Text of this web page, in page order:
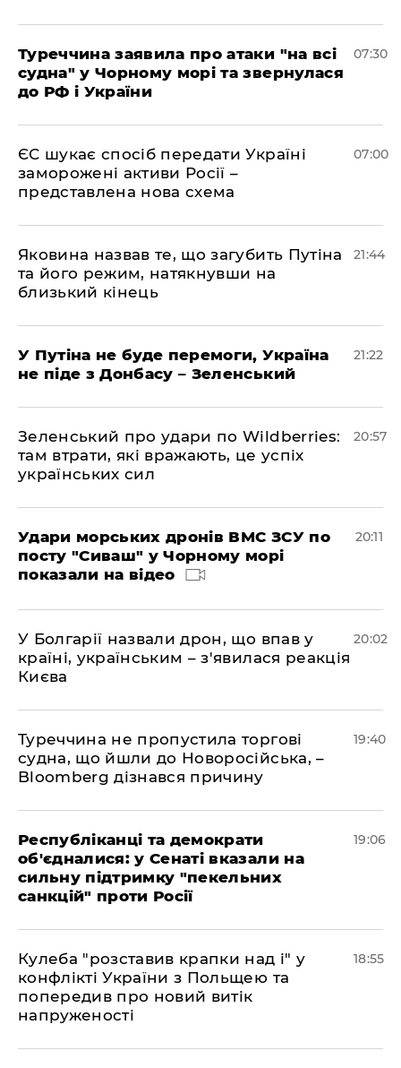
Туреччина заявила про атаки "на всі
судна" у Чорному морі та звернулася
до РФ і України
07:30
ЄС шукає спосіб передати Україні
заморожені активи Росії –
представлена ​​нова схема
07:00
Яковина назвав те, що загубить Путіна
та його режим, натякнувши на
близький кінець
21:44
У Путіна не буде перемоги, Україна
не піде з Донбасу – Зеленський
21:22
Зеленський про удари по Wildberries:
там втрати, які вражають, це успіх
українських сил
20:57
Удари морських дронів ВМС ЗСУ по
посту "Сиваш" у Чорному морі
показали на відео
20:11
У Болгарії назвали дрон, що впав у
країні, українським – з'явилася реакція
Києва
20:02
Туреччина не пропустила торгові
судна, що йшли до Новоросійська, –
Bloomberg дізнався причину
19:40
Республіканці та демократи
об'єдналися: у Сенаті вказали на
сильну підтримку "пекельних
санкцій" проти Росії
19:06
Кулеба "розставив крапки над і" у
конфлікті України з Польщею та
попередив про новий витік
напруженості
18:55